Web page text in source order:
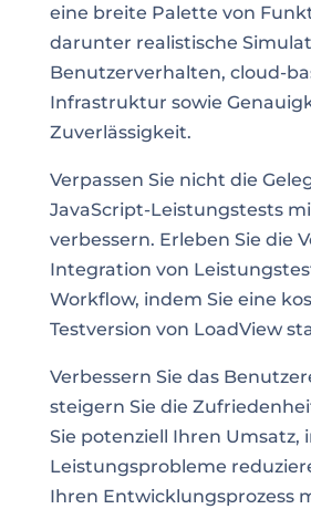
eine breite Palette von
darunter realistische
Benutzerverhalten, cloud-
Infrastruktur sowie
Zuverlässigkeit.
Verpassen Sie nicht die
JavaScript-Leistungstests
verbessern. Erleben Sie die
Integration von
Workflow, indem Sie eine
Testversion von LoadView
Verbessern Sie das
steigern Sie die
Sie potenziell Ihren Umsatz,
Leistungsprobleme
Ihren Entwicklungsprozess